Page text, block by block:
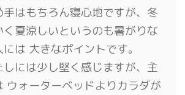
手はもちろん寝心地ですが、冬
く夏涼しいというのも暑がりな
には 大きなポイントです。
しには少し堅く感じますが、主
ウォーターベッドよりカラダが